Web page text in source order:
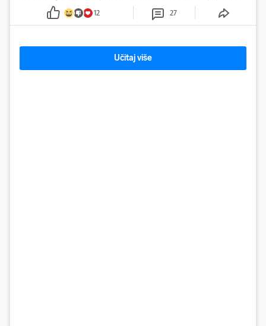
konkurenciju u veznom redu
12 27
Učitaj više